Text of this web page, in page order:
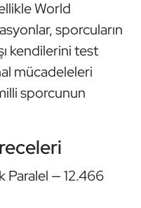
World
sporcuların
kendilerini test
mücadeleleri
sporcunun
Paralel — 12.466